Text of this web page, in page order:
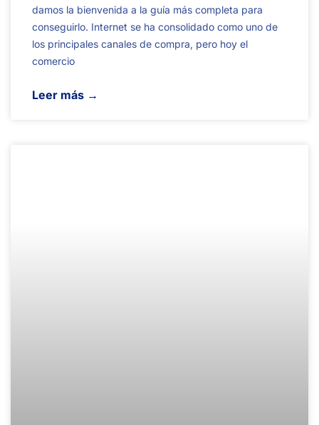
damos la bienvenida a la guía más completa para
conseguirlo. Internet se ha consolidado como uno de
los principales canales de compra, pero hoy el
comercio
Leer más →